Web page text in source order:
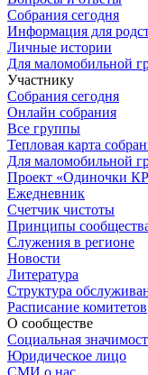
Собрания сегодня
Информация для
Личные истории
Для маломобильной
Участнику
Собрания сегодня
Онлайн собрания
Все группы
Тепловая карта
Для маломобильной
Проект «Одиночки
Ежедневник
Счетчик чистоты
Принципы
Служения в регионе
Новости
Литература
Структура
Расписание комитетов
О сообществе
Социальная
Юридическое лицо
СМИ о нас